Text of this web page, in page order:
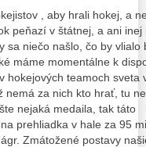
, aby hrali hokej, a
peňazí v štátnej, a ani
sa niečo našlo, čo by
máme momentálne k
hokejových teamoch sveta
nemá za nich kto hrať, tu
nejaká medaila, tak táto
prehliadka v hale za 95
Zmátožené postavy